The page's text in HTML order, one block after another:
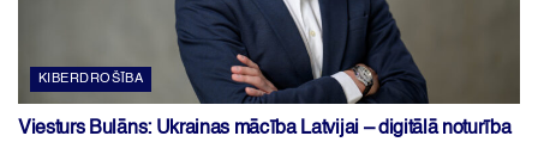
KIBERDROŠĪBA
Viesturs Bulāns: Ukrainas mācība Latvijai – digitālā noturība